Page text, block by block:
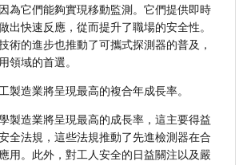
為它們能夠實現移動監測。它們提供即時
出快速反應，從而提升了職場的安全性。
術的進步也推動了可攜式探測器的普及，
領域的首選。
製造業將呈現最高的複合年成長率。
製造業將呈現最高的成長率，這主要得益
全法規，這些法規推動了先進檢測器在合
用。此外，對工人安全的日益關注以及嚴